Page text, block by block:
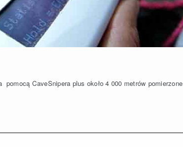
CaveSnipera plus około 4 000 metrów pomierzone